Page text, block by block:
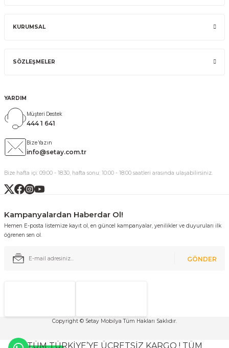
KURUMSAL
SÖZLEŞMELER
YARDIM
Müşteri Destek
444 1 641
Bize Yazın
info@setay.com.tr
Bize hafta içi: 09:00 - 18:30, hafta sonu: 10:00 - 18:00 saatleri arasında ulaşabilirsiniz.
Kampanyalardan Haberdar Ol!
Hemen E-posta listemize kayıt ol, en güncel kampanyalar, yenilikler ve duyuruları ilk
öğrenen sen ol.
GÖNDER
Copyright © Setay Mobilya Tüm Hakları Saklıdır.
TÜM TÜRKİYE’YE ÜCRETSİZ KARGO ! TÜM